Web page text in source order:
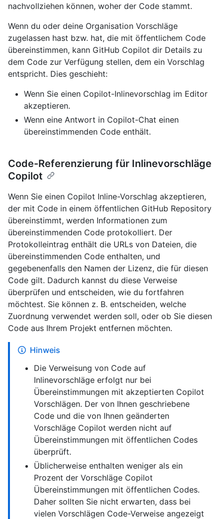
nachvollziehen können, woher der Code stammt.
Wenn du oder deine Organisation Vorschläge
zugelassen hast bzw. hat, die mit öffentlichem Code
übereinstimmen, kann GitHub Copilot dir Details zu
dem Code zur Verfügung stellen, dem ein Vorschlag
entspricht. Dies geschieht:
Wenn Sie einen Copilot-Inlinevorschlag im Editor
akzeptieren.
Wenn eine Antwort in Copilot-Chat einen
übereinstimmenden Code enthält.
Code-Referenzierung für Inlinevorschläge
Copilot
Wenn Sie einen Copilot Inline-Vorschlag akzeptieren,
der mit Code in einem öffentlichen GitHub Repository
übereinstimmt, werden Informationen zum
übereinstimmenden Code protokolliert. Der
Protokolleintrag enthält die URLs von Dateien, die
übereinstimmenden Code enthalten, und
gegebenenfalls den Namen der Lizenz, die für diesen
Code gilt. Dadurch kannst du diese Verweise
überprüfen und entscheiden, wie du fortfahren
möchtest. Sie können z. B. entscheiden, welche
Zuordnung verwendet werden soll, oder ob Sie diesen
Code aus Ihrem Projekt entfernen möchten.
Hinweis
Die Verweisung von Code auf
Inlinevorschläge erfolgt nur bei
Übereinstimmungen mit akzeptierten Copilot
Vorschlägen. Der von Ihnen geschriebene
Code und die von Ihnen geänderten
Vorschläge Copilot werden nicht auf
Übereinstimmungen mit öffentlichen Codes
überprüft.
Üblicherweise enthalten weniger als ein
Prozent der Vorschläge Copilot
Übereinstimmungen mit öffentlichen Codes.
Daher sollten Sie nicht erwarten, dass bei
vielen Vorschlägen Code-Verweise angezeigt